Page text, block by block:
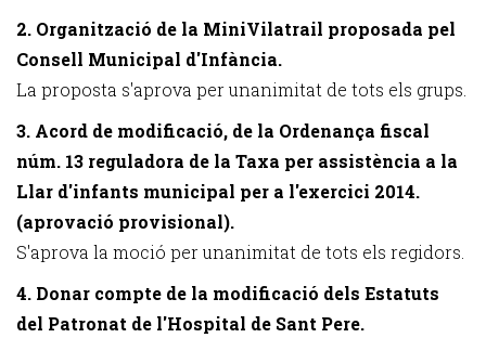
2. Organització de la MiniVilatrail proposada pel
Consell Municipal d'Infància.
La proposta s'aprova per unanimitat de tots els grups.
3. Acord de modificació, de la Ordenança fiscal
núm. 13 reguladora de la Taxa per assistència a la
Llar d'infants municipal per a l'exercici 2014.
(aprovació provisional).
S'aprova la moció per unanimitat de tots els regidors.
4. Donar compte de la modificació dels Estatuts
del Patronat de l'Hospital de Sant Pere.